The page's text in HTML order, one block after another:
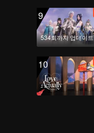
9
534회까지 업데이트
10